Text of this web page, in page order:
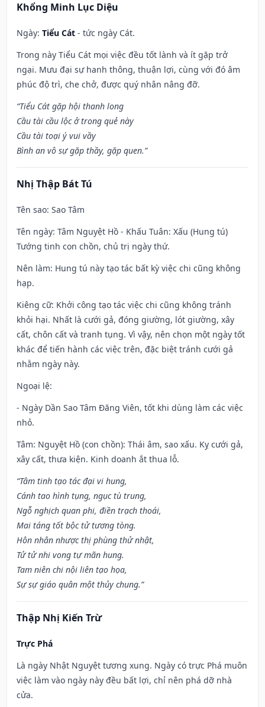
Khổng Minh Lục Diệu
Ngày: Tiểu Cát - tức ngày Cát.
Trong này Tiểu Cát mọi việc đều tốt lành và ít gặp trở
ngại. Mưu đại sự hanh thông, thuận lợi, cùng với đó âm
phúc độ trì, che chở, được quý nhân nâng đỡ.
“Tiểu Cát gặp hội thanh long
Cầu tài cầu lộc ở trong quẻ này
Cầu tài toại ý vui vầy
Bình an vô sự gặp thầy, gặp quen.”
Nhị Thập Bát Tú
Tên sao: Sao Tâm
Tên ngày: Tâm Nguyệt Hồ - Khấu Tuân: Xấu (Hung tú)
Tướng tinh con chồn, chủ trị ngày thứ.
Nên làm: Hung tú này tạo tác bất kỳ việc chi cũng không
hạp.
Kiêng cữ: Khởi công tạo tác việc chi cũng không tránh
khỏi hại. Nhất là cưới gả, đóng giường, lót giường, xây
cất, chôn cất và tranh tụng. Vì vậy, nên chọn một ngày tốt
khác để tiến hành các việc trên, đặc biệt tránh cưới gả
nhằm ngày này.
Ngoại lệ:
- Ngày Dần Sao Tâm Đăng Viên, tốt khi dùng làm các việc
nhỏ.
Tâm: Nguyệt Hồ (con chồn): Thái âm, sao xấu. Kỵ cưới gả,
xây cất, thưa kiện. Kinh doanh ắt thua lỗ.
“Tâm tinh tạo tác đại vi hung,
Cánh tao hình tụng, ngục tù trung,
Ngỗ nghịch quan phi, điền trạch thoái,
Mai táng tốt bộc tử tương tòng.
Hôn nhân nhược thị phùng thử nhật,
Tử tử nhi vong tự mãn hung.
Tam niên chi nội liên tạo họa,
Sự sự giáo quân một thủy chung.”
Thập Nhị Kiến Trừ
Trực Phá
Là ngày Nhật Nguyệt tương xung. Ngày có trực Phá muôn
việc làm vào ngày này đều bất lợi, chỉ nên phá dỡ nhà
cửa.